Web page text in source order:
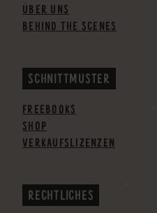
ÜBER UNS
BEHIND THE SCENES
SCHNITTMUSTER
FREEBOOKS
SHOP
VERKAUFSLIZENZEN
RECHTLICHES